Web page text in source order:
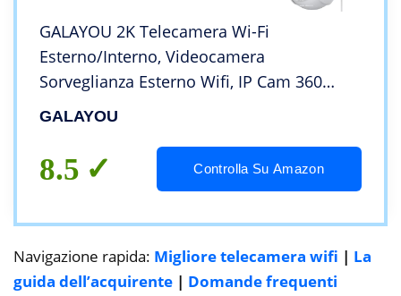
GALAYOU 2K Telecamera Wi-Fi
Esterno/Interno, Videocamera
Sorveglianza Esterno Wifi, IP Cam 360
Gradi PTZ con Visione Notturna a Colori,
Bidirezionale Y4 (1P)
GALAYOU
8.5 Controlla Su Amazon
Navigazione rapida: Migliore telecamera wifi | La
guida dell’acquirente | Domande frequenti